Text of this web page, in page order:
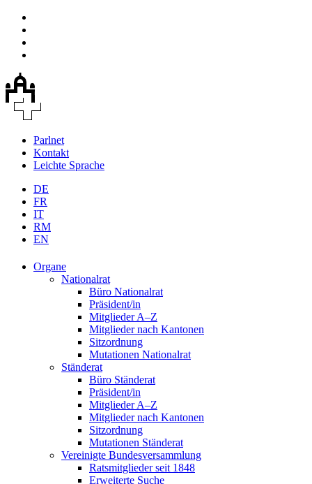
Parlnet
Kontakt
Leichte Sprache
DE
FR
IT
RM
EN
Organe
Nationalrat
Büro Nationalrat
Präsident/in
Mitglieder A–Z
Mitglieder nach Kantonen
Sitzordnung
Mutationen Nationalrat
Ständerat
Büro Ständerat
Präsident/in
Mitglieder A–Z
Mitglieder nach Kantonen
Sitzordnung
Mutationen Ständerat
Vereinigte Bundesversammlung
Ratsmitglieder seit 1848
Erweiterte Suche